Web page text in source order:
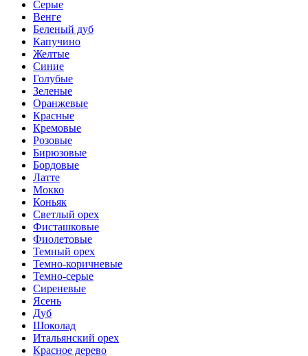
Серые
Венге
Беленый дуб
Капучино
Желтые
Синие
Голубые
Зеленые
Оранжевые
Красные
Кремовые
Розовые
Бирюзовые
Бордовые
Латте
Мокко
Коньяк
Светлый орех
Фисташковые
Фиолетовые
Темный орех
Темно-коричневые
Темно-серые
Сиреневые
Ясень
Дуб
Шоколад
Итальянский орех
Красное дерево